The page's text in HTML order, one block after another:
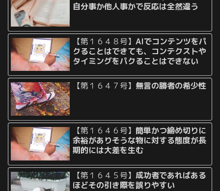
自分事か他人事かで反応は全然違う
【第１６４８号】AIでコンテンツをパ
クることはできても、コンテクストや
タイミングをパクることはできない
【第１６４７号】 無言の勝者の希少性
【第１６４６号】簡単かつ締め切りに
余裕がありそうな物に対する態度が長
期的には大差を生む
【第１６４５号】成功者であればある
ほどその引き際を誤りやすい